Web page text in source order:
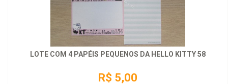
LOTE COM 4 PAPÉIS PEQUENOS DA HELLO KITTY 58
R$ 5,00